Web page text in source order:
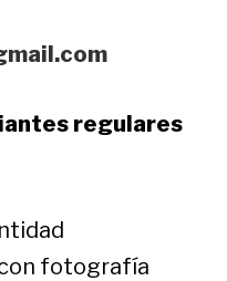
regulares
fotografía